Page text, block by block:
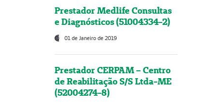
Prestador Medlife Consultas
e Diagnósticos (51004334-2)
01 de Janeiro de 2019
Prestador CERPAM – Centro
de Reabilitação S/S Ltda-ME
(52004274-8)